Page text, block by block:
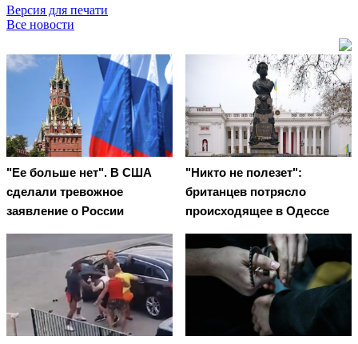
Версия для печати
Все новости
"Ее больше нет". В США
сделали тревожное
заявление о России
"Никто не полезет":
британцев потрясло
происходящее в Одессе